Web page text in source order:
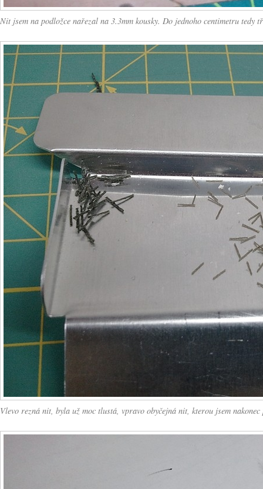
Nit jsem na podložce nařezal na 3.3mm kousky. Do jednoho centimetru tedy
Vlevo rezná nit, byla už moc tlustá, vpravo obyčejná nit, kterou jsem